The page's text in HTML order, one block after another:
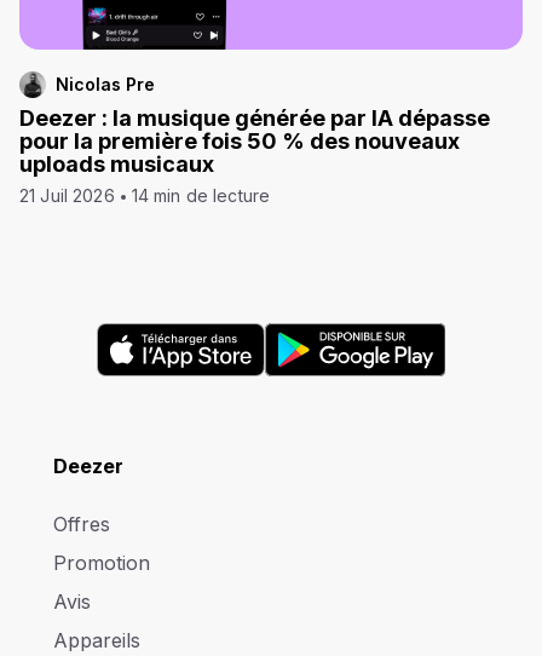
Nicolas Pre
Deezer : la musique générée par IA dépasse
pour la première fois 50 % des nouveaux
uploads musicaux
21 Juil 2026 14 min de lecture
Deezer
Offres
Promotion
Avis
Appareils